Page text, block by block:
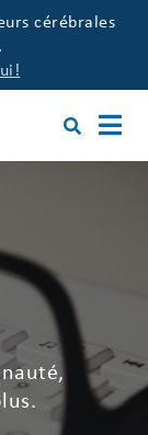
cérébrales